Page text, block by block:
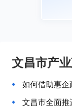
文昌市产
如何借助惠企
文昌市全面